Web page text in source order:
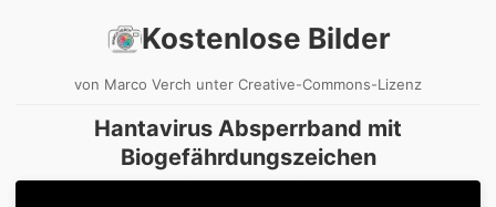
Kostenlose Bilder
von Marco Verch unter Creative-Commons-Lizenz
Hantavirus Absperrband mit
Biogefährdungszeichen